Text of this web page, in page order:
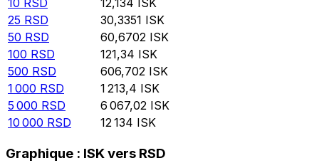
10 RSD 12,134 ISK
25 RSD 30,3351 ISK
50 RSD 60,6702 ISK
100 RSD 121,34 ISK
500 RSD 606,702 ISK
1 000 RSD 1 213,4 ISK
5 000 RSD 6 067,02 ISK
10 000 RSD 12 134 ISK
Graphique : ISK vers RSD